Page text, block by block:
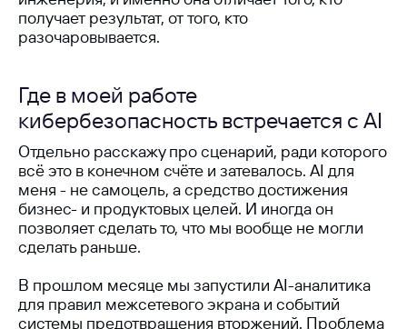
получает результат, от того, кто
разочаровывается.
Где в моей работе
кибербезопасность встречается с AI
Отдельно расскажу про сценарий, ради которого
всё это в конечном счёте и затевалось. AI для
меня - не самоцель, а средство достижения
бизнес- и продуктовых целей. И иногда он
позволяет сделать то, что мы вообще не могли
сделать раньше.
В прошлом месяце мы запустили AI-аналитика
для правил межсетевого экрана и событий
системы предотвращения вторжений. Проблема
+7 (800) 555-33-40
ул. Кулибина, 2
ИНН 6670208848
ООО «Айдеко»